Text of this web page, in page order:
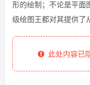
形的绘制；不论是平面
级绘图王都对其提供了
此处内容已